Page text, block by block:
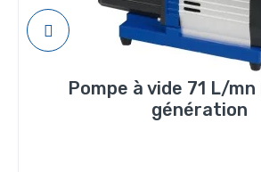
Pompe à vide 71 L/
génération